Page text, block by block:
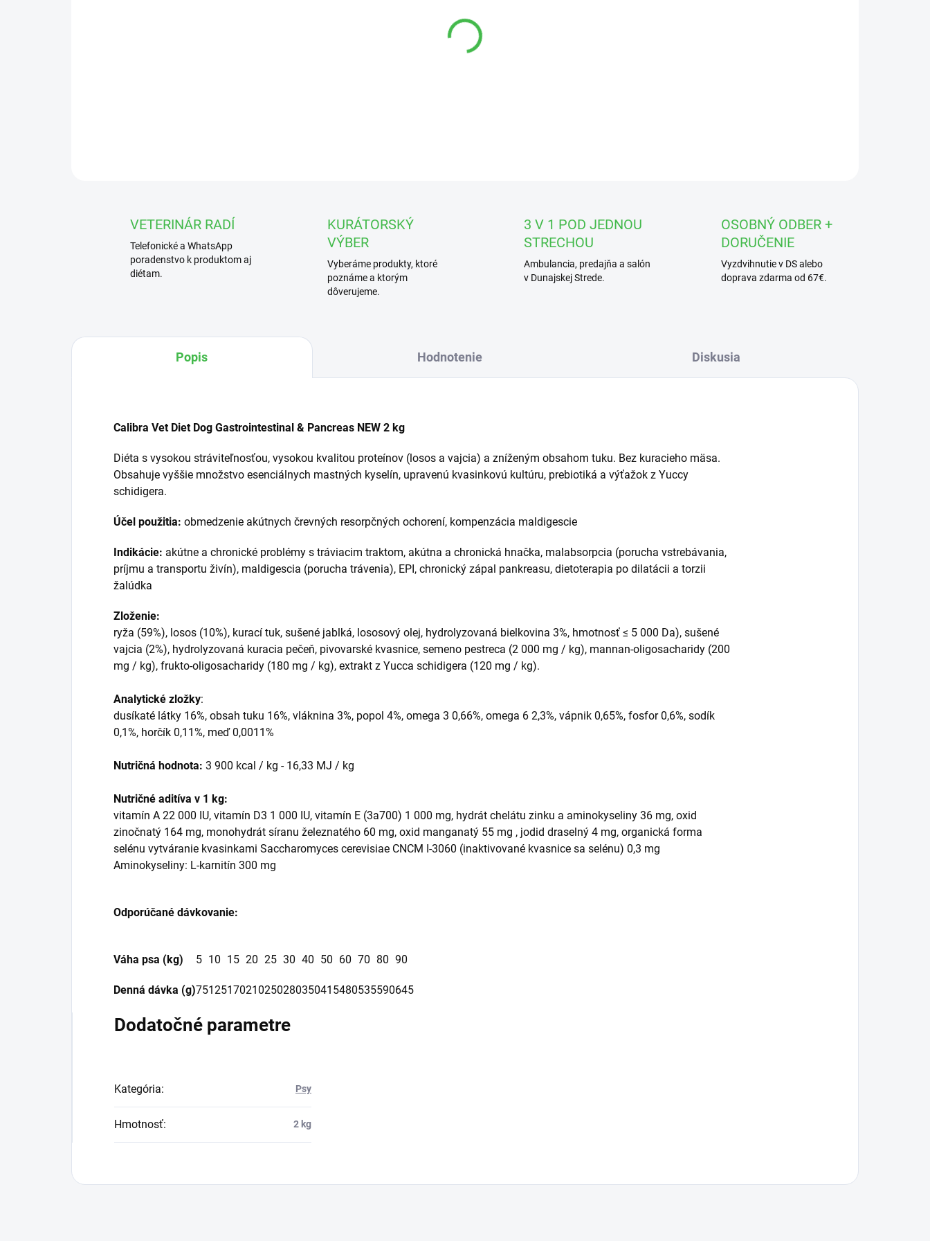
DETAILNÉ INFORMÁCIE
VETERINÁR RADÍ
Telefonické a WhatsApp
poradenstvo k produktom aj
diétam.
KURÁTORSKÝ
VÝBER
Vyberáme produkty, ktoré
poznáme a ktorým
dôverujeme.
3 V 1 POD JEDNOU
STRECHOU
Ambulancia, predajňa a salón
v Dunajskej Strede.
OSOBNÝ ODBER +
DORUČENIE
Vyzdvihnutie v DS alebo
doprava zdarma od 67€.
Popis Hodnotenie Diskusia
Calibra Vet Diet Dog Gastrointestinal & Pancreas NEW 2 kg
Diéta s vysokou stráviteľnosťou, vysokou kvalitou proteínov (losos a vajcia) a zníženým obsahom tuku. Bez kuracieho mäsa.
Obsahuje vyššie množstvo esenciálnych mastných kyselín, upravenú kvasinkovú kultúru, prebiotiká a výťažok z Yuccy
schidigera.
Účel použitia: obmedzenie akútnych črevných resorpčných ochorení, kompenzácia maldigescie
Indikácie: akútne a chronické problémy s tráviacim traktom, akútna a chronická hnačka, malabsorpcia (porucha vstrebávania,
príjmu a transportu živín), maldigescia (porucha trávenia), EPI, chronický zápal pankreasu, dietoterapia po dilatácii a torzii
žalúdka
Zloženie:
ryža (59%), losos (10%), kurací tuk, sušené jablká, lososový olej, hydrolyzovaná bielkovina 3%, hmotnosť ≤ 5 000 Da), sušené
vajcia (2%), hydrolyzovaná kuracia pečeň, pivovarské kvasnice, semeno pestreca (2 000 mg / kg), mannan-oligosacharidy (200
mg / kg), frukto-oligosacharidy (180 mg / kg), extrakt z Yucca schidigera (120 mg / kg).
Analytické zložky:
dusíkaté látky 16%, obsah tuku 16%, vláknina 3%, popol 4%, omega 3 0,66%, omega 6 2,3%, vápnik 0,65%, fosfor 0,6%, sodík
0,1%, horčík 0,11%, meď 0,0011%
Nutričná hodnota: 3 900 kcal / kg - 16,33 MJ / kg
Nutričné aditíva v 1 kg:
vitamín A 22 000 IU, vitamín D3 1 000 IU, vitamín E (3a700) 1 000 mg, hydrát chelátu zinku a aminokyseliny 36 mg, oxid
zinočnatý 164 mg, monohydrát síranu železnatého 60 mg, oxid manganatý 55 mg , jodid draselný 4 mg, organická forma
selénu vytváranie kvasinkami Saccharomyces cerevisiae CNCM I-3060 (inaktivované kvasnice sa selénu) 0,3 mg
Aminokyseliny: L-karnitín 300 mg
Odporúčané dávkovanie:
Váha psa (kg) 5 10 15 20 25 30 40 50 60 70 80 90
Denná dávka (g)75125170210250280350415480535590645
Dodatočné parametre
Kategória: Psy
Hmotnosť: 2 kg